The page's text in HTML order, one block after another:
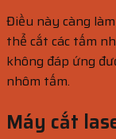
Điều này càng
thể cắt các tấm
không đáp ứng
nhôm tấm.
Máy cắt